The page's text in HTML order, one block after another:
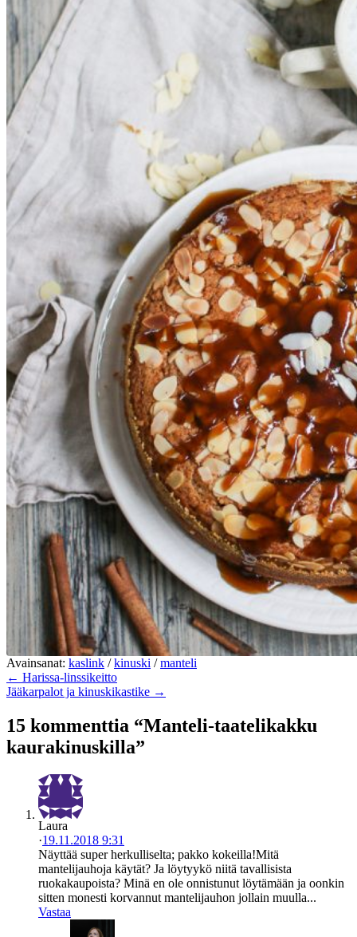
Avainsanat: kaslink /kinuski /manteli
← Harissa-linssikeitto
Jääkarpalot ja kinuskikastike →
15 kommenttia “Manteli-taatelikakku
kaurakinuskilla”
Laura
·19.11.2018 9:31
Näyttää super herkulliselta; pakko kokeilla!Mitä
mantelijauhoja käytät? Ja löytyykö niitä tavallisista
ruokakaupoista? Minä en ole onnistunut löytämään ja oonkin
sitten monesti korvannut mantelijauhon jollain muulla...
Vastaa